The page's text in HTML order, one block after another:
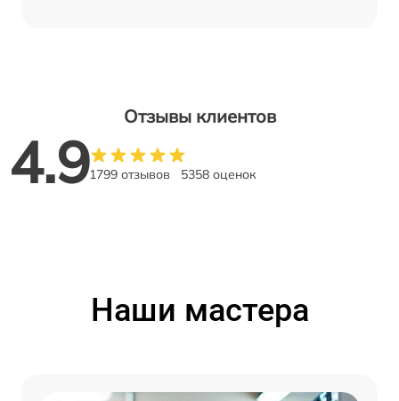
Отзывы клиентов
4.91799 отзывов 5358 оценок
Наши мастера